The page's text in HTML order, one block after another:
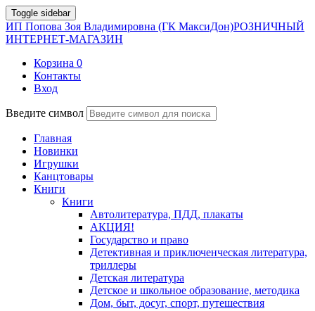
Toggle sidebar
ИП Попова Зоя Владимировна (ГК МаксиДон)РОЗНИЧНЫЙ
ИНТЕРНЕТ-МАГАЗИН
Корзина 0
Контакты
Вход
Введите символ
Главная
Новинки
Игрушки
Канцтовары
Книги
Книги
Автолитература, ПДД, плакаты
АКЦИЯ!
Государство и право
Детективная и приключенческая литература,
триллеры
Детская литература
Детское и школьное образование, методика
Дом, быт, досуг, спорт, путешествия